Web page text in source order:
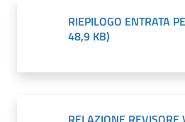
RIEPILOGO ENTRATA
48,9 KB)